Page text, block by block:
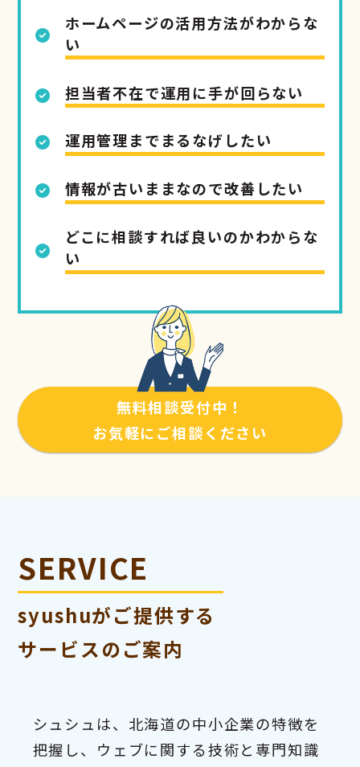
ホームページの活用方法がわからな
い
担当者不在で運用に手が回らない
運用管理までまるなげしたい
情報が古いままなので改善したい
どこに相談すれば良いのかわからな
い
無料相談受付中！
お気軽にご相談ください
SERVICE
syushuがご提供する
サービスのご案内
シュシュは、北海道の中小企業の特徴を
把握し、ウェブに関する技術と専門知識